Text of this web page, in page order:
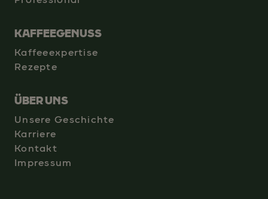
KAFFEEGENUSS
Kaffeeexpertise
Rezepte
ÜBER UNS
Unsere Geschichte
Karriere
Kontakt
Impressum